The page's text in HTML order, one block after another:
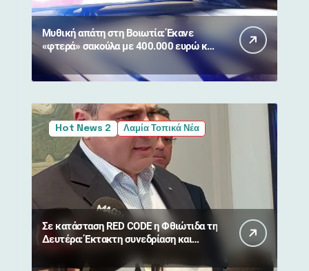
Μυθική απάτη στη Βοιωτία: Έκανε
«φτερά» σακούλα με 400.000 ευρώ και
κοσμήματα από 90χρονη
Hot News 2 Λαμία Τοπικά Νέα
Σε κατάσταση RED CODE η Φθιώτιδα τη
Δευτέρα: Έκτακτη συνεδρίαση και
απαγόρευση κυκλοφορίας σε δάση